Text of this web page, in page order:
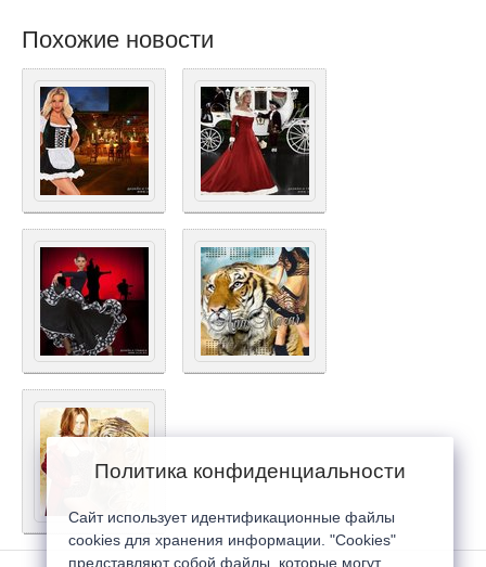
Похожие новости
Политика конфиденциальности
Сайт использует идентификационные файлы
cookies для хранения информации. "Cookies"
представляют собой файлы, которые могут